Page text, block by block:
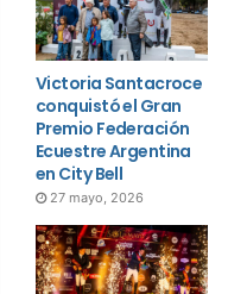
Victoria Santacroce
conquistó el Gran
Premio Federación
Ecuestre Argentina
en City Bell
27 mayo, 2026